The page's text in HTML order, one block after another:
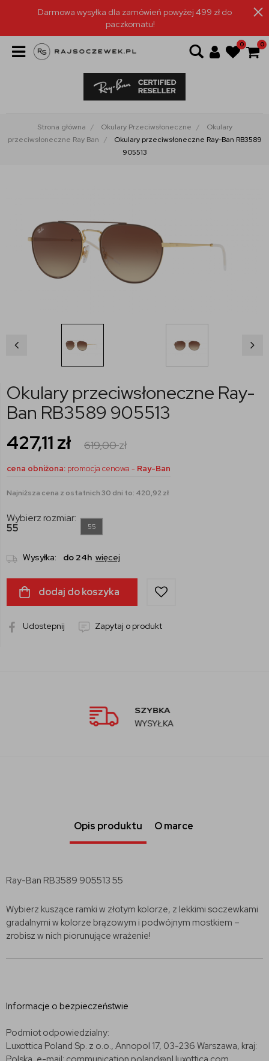
Darmowa wysyłka dla zamówień powyżej 499 zł do
paczkomatu!
0 0
Strona główna Okulary Przeciwsłoneczne
Okulary
przeciwsłoneczne Ray Ban
Okulary przeciwsłoneczne Ray-Ban RB3589
905513
Okulary przeciwsłoneczne Ray-
Ban RB3589 905513
427,11 zł 619,00zł
cena obniżona: promocja cenowa - Ray-Ban
Najniższa cena z ostatnich 30 dni to: 420,92 zł
Wybierz rozmiar:
55
55
Wysyłka: do 24h więcej
dodaj do koszyka
Udostepnij Zapytaj o produkt
Opis produktu O marce
Ray-Ban RB3589 905513 55
Wybierz kuszące ramki w złotym kolorze, z lekkimi soczewkami
gradalnymi w kolorze brązowym i podwójnym mostkiem –
zrobisz w nich piorunujące wrażenie!
Informacje o bezpieczeństwie
Podmiot odpowiedzialny:
Luxottica Poland Sp. z o.o., Annopol 17, 03-236 Warszawa, kraj: